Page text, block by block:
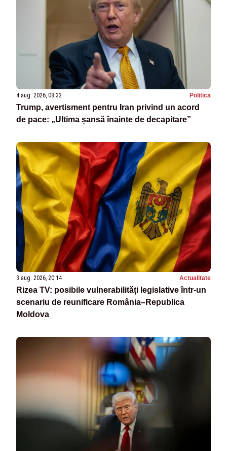
4 aug. 2026, 08:32 Politica
Trump, avertisment pentru Iran privind un acord
de pace: „Ultima șansă înainte de decapitare”
3 aug. 2026, 20:14 Actualitate
Rizea TV: posibile vulnerabilități legislative într-un
scenariu de reunificare România–Republica
Moldova